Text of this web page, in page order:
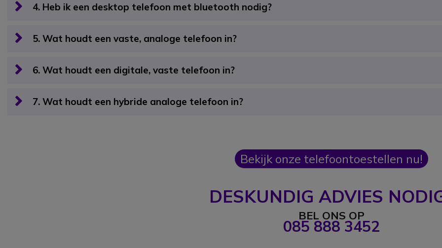
4. Heb ik een desktop telefoon met bluetooth nodig?
5. Wat houdt een vaste, analoge telefoon in?
6. Wat houdt een digitale, vaste telefoon in?
7. Wat houdt een hybride analoge telefoon in?
Bekijk onze telefoontoestellen nu!
DESKUNDIG ADVIES
BEL ONS OP
085 888 3452